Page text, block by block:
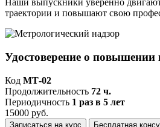
Наши выпускники уверенно
траектории и повышают свою
Удостоверение о
Код МТ-02
Продолжительность 72 ч.
Периодичность 1 раз в 5 лет
15000 руб.
Записаться на курс
Бесплатная